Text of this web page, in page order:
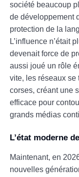
société beaucoup
de développement
protection de la
L’influence n’était
devenait force de
aussi joué un rôle
vite, les réseaux se
corses, créant une
efficace pour
grands médias
L’état moderne
Maintenant, en
nouvelles